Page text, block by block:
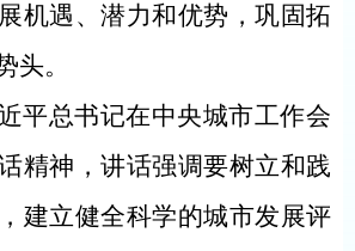
机遇、潜力和优势，巩固拓
头。
平总书记在中央城市工作会
精神，讲话强调要树立和践
建立健全科学的城市发展评